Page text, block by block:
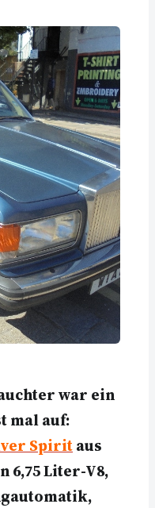
war ein
mal auf:
Spiritaus
6,75 Liter-V8,